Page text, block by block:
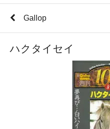
Gallop
ハクタイセイ